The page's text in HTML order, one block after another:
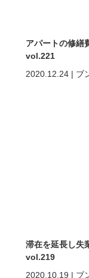
アパートの修繕
vol.221
2020.12.24 | ブ
滞在を延長し失
vol.219
2020.10.19 | ブ